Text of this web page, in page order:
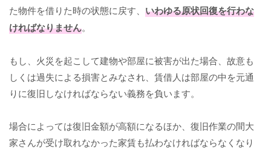
た物件を借りた時の状態に戻す、 いわゆる原状回復を行わな
ければなりません。
もし、火災を起こして建物や部屋に被害が出た場合、故意も
しくは過失による損害とみなされ、賃借人は部屋の中を元通
りに復旧しなければならない義務を負います。
場合によっては復旧金額が高額になるほか、復旧作業の間大
家さんが受け取れなかった家賃も払わなければならなくなり